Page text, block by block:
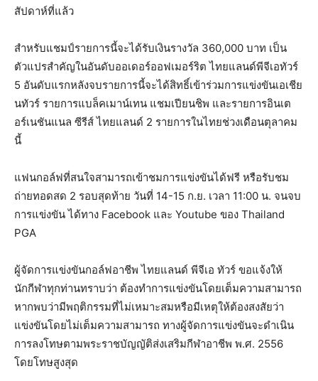
สัปดาห์ที่แล้ว
สำหรับแชมป์รายการนี้จะได้รับเงินรางวัล 360,000 บาท เป็น
ตัวแปรสำคัญในอันดับออเดอร์ออฟเมอร์ริต ไทยแลนด์พีจีเอทัวร์
5 อันดับแรกหลังจบรายการนี้จะได้สิทธิ์เข้าร่วมการแข่งขันเอเชีย
นทัวร์ รายการแบล็คเมาน์เทน แชมเปียนชิพ และรายการอินเต
อร์เนชันแนล ซีรีส์ ไทยแลนด์ 2 รายการในไทยช่วงเดือนตุลาคม
นี้
แฟนกอล์ฟที่สนใจสามารถเข้าชมการแข่งขันได้ฟรี หรือรับชม
ถ่ายทอดสด 2 รอบสุดท้าย วันที่ 14-15 ก.ย. เวลา 11:00 น. จนจบ
การแข่งขัน ได้ทาง Facebook และ Youtube ของ Thailand
PGA
ผู้จัดการแข่งขันกอล์ฟอาชีพ ไทยแลนด์ พีจีเอ ทัวร์ ขอแจ้งให้
นักกีฬาทุกท่านทราบว่า ต้องทำการแข่งขันโดยเต็มความสามารถ
หากพบว่ามีพฤติกรรมที่ไม่เหมาะสมหรือมีเหตุให้ต้องสงสัยว่า
แข่งขันโดยไม่เต็มความสามารถ ทางผู้จัดการแข่งขันจะดำเนิน
การลงโทษตามพระราชบัญญัติส่งเสริมกีฬาอาชีพ พ.ศ. 2556
โดยโทษสูงสุด